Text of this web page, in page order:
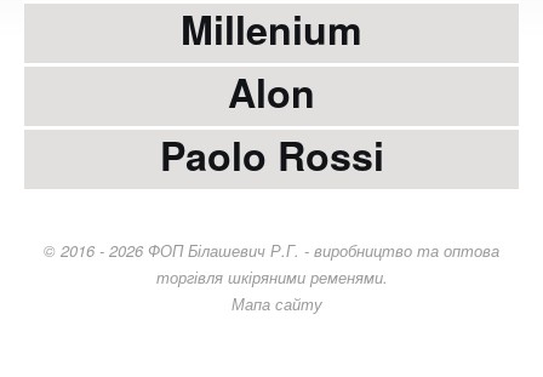
Millenium
Alon
Paolo Rossi
© 2016 - 2026 ФОП Білашевич Р.Г. - виробництво та оптова
торгівля шкіряними ременями.
Мапа сайту